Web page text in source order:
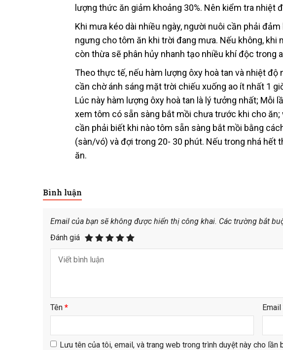
lượng thức ăn giảm khoảng 30%. Nên kiểm tra nhiệt
Khi mưa kéo dài nhiều ngày, người nuôi cần phải
ngưng cho tôm ăn khi trời đang mưa. Nếu không,
còn thừa sẽ phân hủy nhanh tạo nhiều khí độc trong
Theo thực tế, nếu hàm lượng ôxy hoà tan và nhiệt
cần chờ ánh sáng mặt trời chiếu xuống ao ít nhất 1
Lúc này hàm lượng ôxy hoà tan là lý tưởng nhất; Mỗi
xem tôm có sẵn sàng bắt mồi chưa trước khi cho
cần phải biết khi nào tôm sẵn sàng bắt mồi bằng
(sàn/vó) và đợi trong 20- 30 phút. Nếu trong nhá
ăn.
Bình luận
Email của bạn sẽ không được hiển thị công khai. Các trường bắt
Đánh giá
Tên * Email
Lưu tên của tôi, email, và trang web trong trình duyệt này cho lần